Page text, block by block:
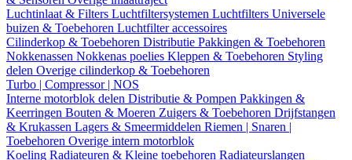
Luchtinlaat & Filters Luchtfiltersystemen Luchtfilters Universele
buizen & Toebehoren Luchtfilter accessoires
Cilinderkop & Toebehoren Distributie Pakkingen & Toebehoren
Nokkenassen Nokkenas poelies Kleppen & Toebehoren Styling
delen Overige cilinderkop & Toebehoren
Turbo | Compressor | NOS
Interne motorblok delen Distributie & Pompen Pakkingen &
Keerringen Bouten & Moeren Zuigers & Toebehoren Drijfstangen
& Krukassen Lagers & Smeermiddelen Riemen | Snaren |
Toebehoren Overige intern motorblok
Koeling Radiateuren & Kleine toebehoren Radiateurslangen